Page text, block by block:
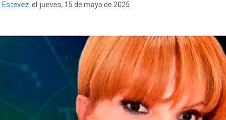
Estevez el jueves, 15 de mayo de 2025